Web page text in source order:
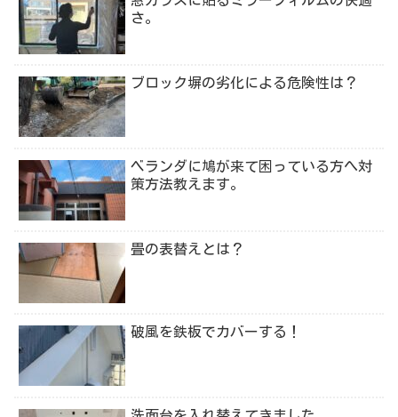
さ。
ブロック塀の劣化による危険性は？
ベランダに鳩が来て困っている方へ対
策方法教えます。
畳の表替えとは？
破風を鉄板でカバーする！